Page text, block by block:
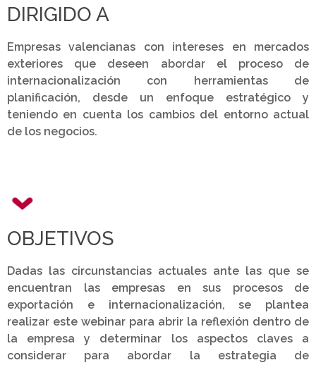
DIRIGIDO A
Empresas valencianas con intereses en mercados
exteriores que deseen abordar el proceso de
internacionalización con herramientas de
planificación, desde un enfoque estratégico y
teniendo en cuenta los cambios del entorno actual
de los negocios.
OBJETIVOS
Dadas las circunstancias actuales ante las que se
encuentran las empresas en sus procesos de
exportación e internacionalización, se plantea
realizar este webinar para abrir la reflexión dentro de
la empresa y determinar los aspectos claves a
considerar para abordar la estrategia de